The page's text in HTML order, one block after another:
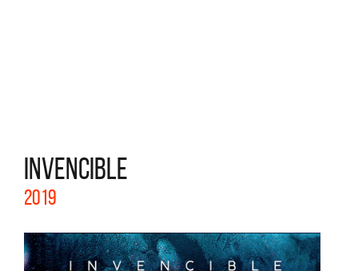
INVENCIBLE
2019